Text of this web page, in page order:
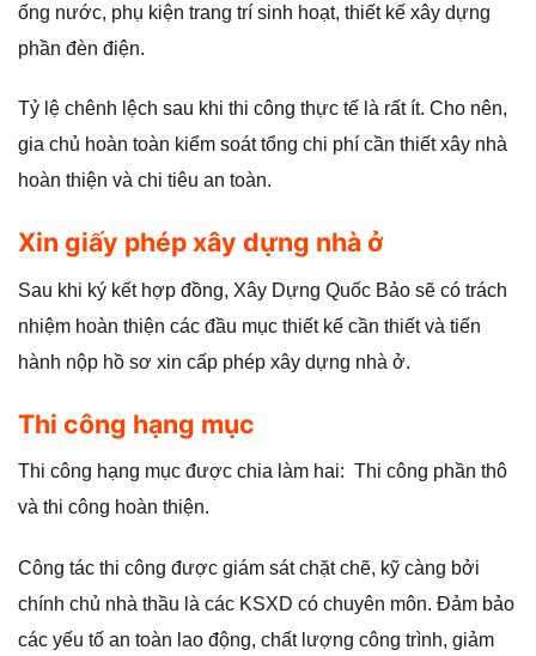
ống nước, phụ kiện trang trí sinh hoạt, thiết kế xây dựng
phần đèn điện.
Tỷ lệ chênh lệch sau khi thi công thực tế là rất ít. Cho nên,
gia chủ hoàn toàn kiểm soát tổng chi phí cần thiết xây nhà
hoàn thiện và chi tiêu an toàn.
Xin giấy phép xây dựng nhà ở
Sau khi ký kết hợp đồng, Xây Dựng Quốc Bảo sẽ có trách
nhiệm hoàn thiện các đầu mục thiết kế cần thiết và tiến
hành nộp hồ sơ xin cấp phép xây dựng nhà ở.
Thi công hạng mục
Thi công hạng mục được chia làm hai: Thi công phần thô
và thi công hoàn thiện.
Công tác thi công được giám sát chặt chẽ, kỹ càng bởi
chính chủ nhà thầu là các KSXD có chuyên môn. Đảm bảo
các yếu tố an toàn lao động, chất lượng công trình, giảm